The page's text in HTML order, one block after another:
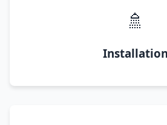
🚿
Installation